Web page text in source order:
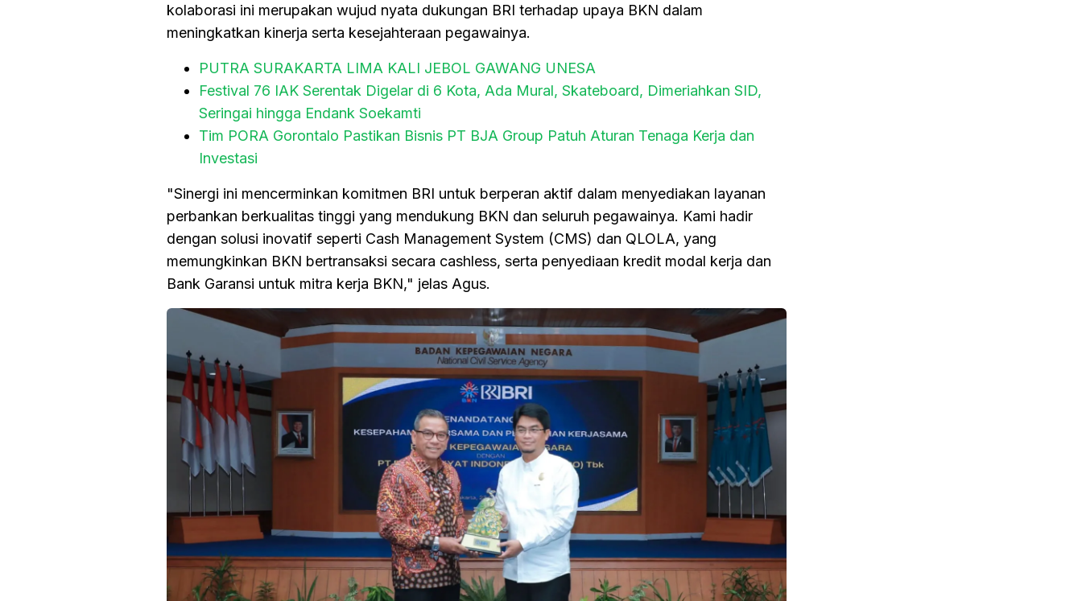
kolaborasi ini merupakan wujud nyata dukungan BRI terhadap upaya BKN dalam
meningkatkan kinerja serta kesejahteraan pegawainya.
PUTRA SURAKARTA LIMA KALI JEBOL GAWANG UNESA
Festival 76 IAK Serentak Digelar di 6 Kota, Ada Mural, Skateboard, Dimeriahkan SID,
Seringai hingga Endank Soekamti
Tim PORA Gorontalo Pastikan Bisnis PT BJA Group Patuh Aturan Tenaga Kerja dan
Investasi
"Sinergi ini mencerminkan komitmen BRI untuk berperan aktif dalam menyediakan layanan
perbankan berkualitas tinggi yang mendukung BKN dan seluruh pegawainya. Kami hadir
dengan solusi inovatif seperti Cash Management System (CMS) dan QLOLA, yang
memungkinkan BKN bertransaksi secara cashless, serta penyediaan kredit modal kerja dan
Bank Garansi untuk mitra kerja BKN," jelas Agus.